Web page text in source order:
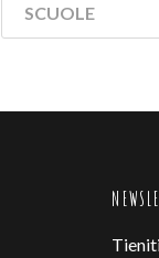
SCUOLE